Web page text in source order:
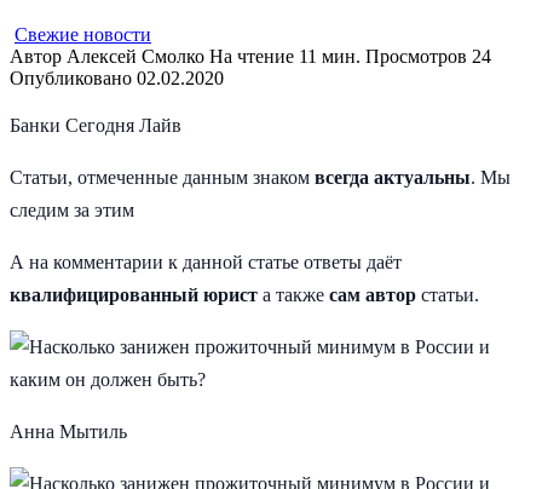
Свежие новости
Автор Алексей Смолко На чтение 11 мин. Просмотров 24
Опубликовано 02.02.2020
Банки Сегодня Лайв
Статьи, отмеченные данным знаком всегда актуальны. Мы
следим за этим
А на комментарии к данной статье ответы даёт
квалифицированный юрист а также сам автор статьи.
Анна Мытиль